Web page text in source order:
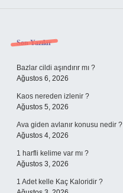
Sidebar
Son Yazılar
Bazlar cildi aşındırır mı ?
Ağustos 6, 2026
Kaos nereden izlenir ?
Ağustos 5, 2026
Ava giden avlanır konusu nedir ?
Ağustos 4, 2026
1 harfli kelime var mı ?
Ağustos 3, 2026
1 Adet kelle Kaç Kaloridir ?